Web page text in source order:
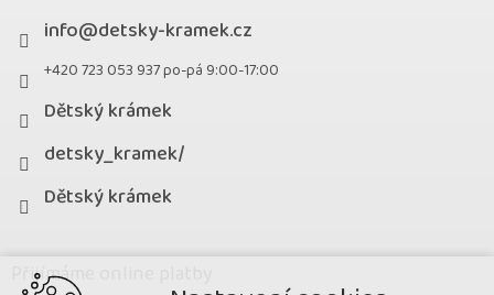
info@detsky-kramek.cz
+420 723 053 937 po-pá 9:00-17:00
Dětský krámek
detsky_kramek/
Dětský krámek
Přijímáme online platby